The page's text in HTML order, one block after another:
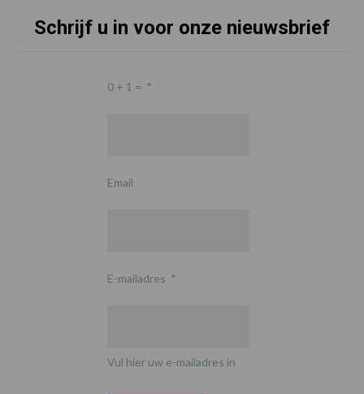
Schrijf u in voor onze nieuwsbrief
0 + 1 = *
Email
E-mailadres *
Vul hier uw e-mailadres in